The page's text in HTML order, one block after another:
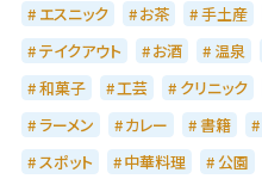
エスニック
お茶 手土産
テイクアウト
お酒 温泉
和菓子
工芸 クリニック
ラーメン
カレー 書籍
スポット
中華料理 公園